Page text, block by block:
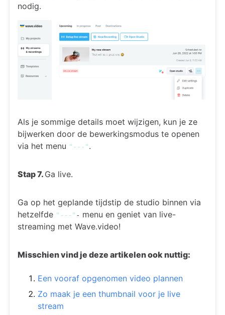
nodig.
Als je sommige details moet wijzigen, kun je ze
bijwerken door de bewerkingsmodus te openen
via het menu "---".
Stap 7. Ga live.
Ga op het geplande tijdstip de studio binnen via
hetzelfde "---" - menu en geniet van live-
streaming met Wave.video!
Misschien vind je deze artikelen ook nuttig:
Een vooraf opgenomen video plannen
Zo maak je een thumbnail voor je live
stream